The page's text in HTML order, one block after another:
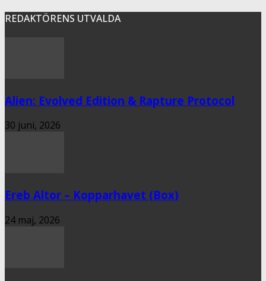
REDAKTÖRENS UTVALDA
Alien: Evolved Edition & Rapture Protocol
30 juni, 2026
Ereb Altor – Kopparhavet (Box)
24 maj, 2026